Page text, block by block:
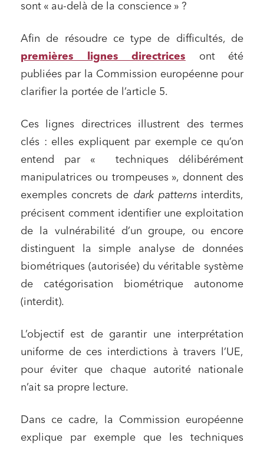
sont « au-delà de la conscience » ?
Afin de résoudre ce type de difficultés, de
premières lignes directrices ont été
publiées par la Commission européenne pour
clarifier la portée de l’article 5.
Ces lignes directrices illustrent des termes
clés : elles expliquent par exemple ce qu’on
entend par « techniques délibérément
manipulatrices ou trompeuses », donnent des
exemples concrets de dark patternsinterdits,
précisent comment identifier une exploitation
de la vulnérabilité d’un groupe, ou encore
distinguent la simple analyse de données
biométriques (autorisée) du véritable système
de catégorisation biométrique autonome
(interdit).
L’objectif est de garantir une interprétation
uniforme de ces interdictions à travers l’UE,
pour éviter que chaque autorité nationale
n’ait sa propre lecture.
Dans ce cadre, la Commission européenne
explique par exemple que les techniques